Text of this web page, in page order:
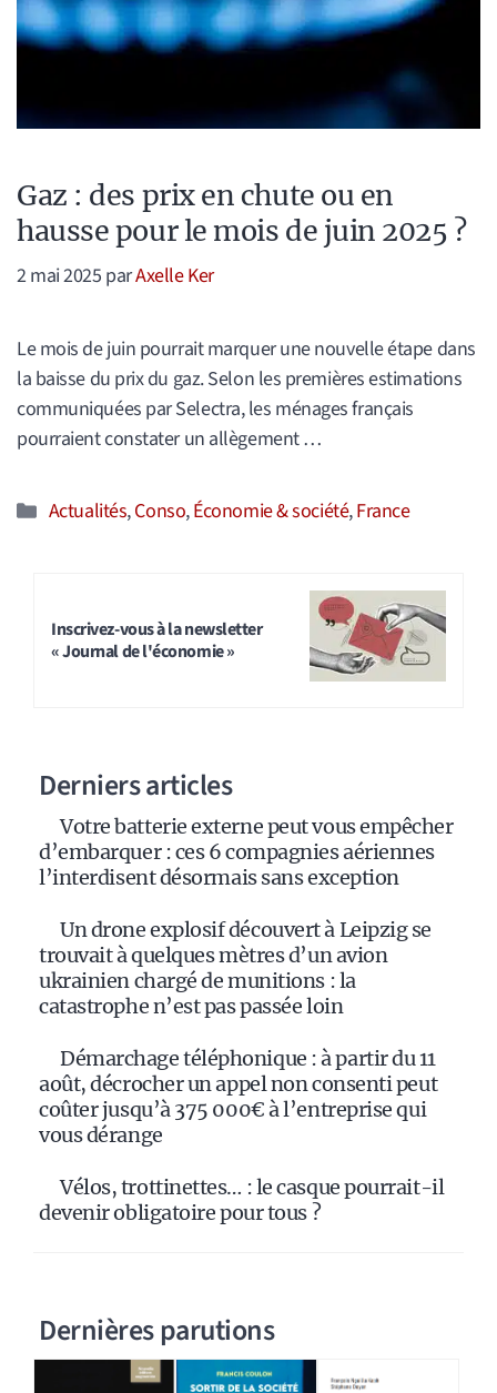
Gaz : des prix en chute ou en
hausse pour le mois de juin 2025 ?
2 mai 2025 parAxelle Ker
Le mois de juin pourrait marquer une nouvelle étape dans
la baisse du prix du gaz. Selon les premières estimations
communiquées par Selectra, les ménages français
pourraient constater un allègement …
Catégories
Actualités,Conso,Économie & société,France
Inscrivez-vous à la newsletter
« Journal de l'économie »
Derniers articles
Votre batterie externe peut vous empêcher
d’embarquer : ces 6 compagnies aériennes
l’interdisent désormais sans exception
Un drone explosif découvert à Leipzig se
trouvait à quelques mètres d’un avion
ukrainien chargé de munitions : la
catastrophe n’est pas passée loin
Démarchage téléphonique : à partir du 11
août, décrocher un appel non consenti peut
coûter jusqu’à 375 000€ à l’entreprise qui
vous dérange
Vélos, trottinettes… : le casque pourrait-il
devenir obligatoire pour tous ?
Dernières parutions